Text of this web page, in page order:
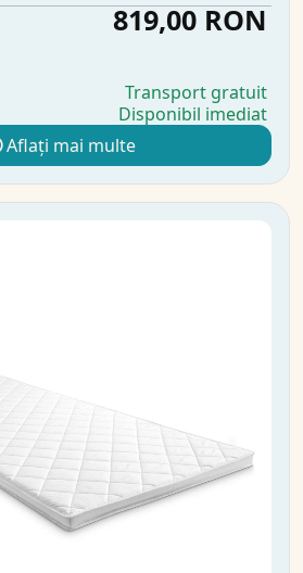
819,00 RON
Transport gratuit
Disponibil imediat
Aflați mai multe